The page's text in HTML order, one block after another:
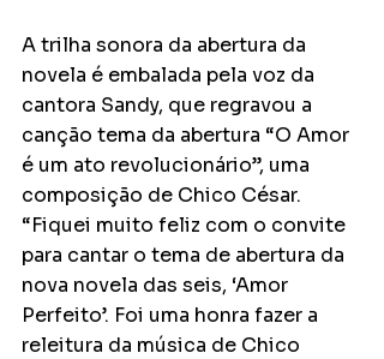
A trilha sonora da abertura da
novela é embalada pela voz da
cantora Sandy, que regravou a
canção tema da abertura “O Amor
é um ato revolucionário”, uma
composição de Chico César.
“Fiquei muito feliz com o convite
para cantar o tema de abertura da
nova novela das seis, ‘Amor
Perfeito’. Foi uma honra fazer a
releitura da música de Chico